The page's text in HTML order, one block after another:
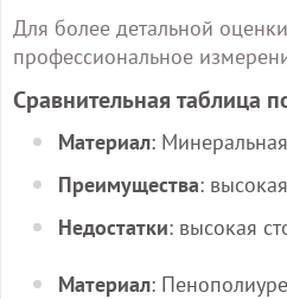
Для более детальной
профессиональное
Сравнительная таблица
Материал:
Преимущества:
Недостатки: высокая
Материал: